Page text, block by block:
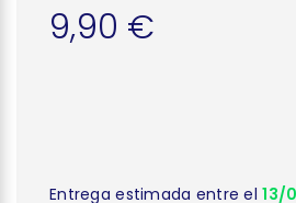
9,90 €
Entrega estimada entre el13/